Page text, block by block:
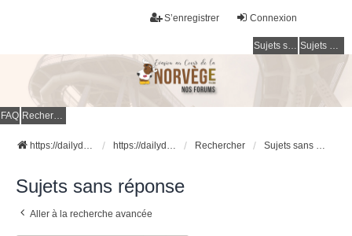
Connexion
S’enregistrer
Sujets sans réponse Sujets actifs
FAQ Rechercher
https://dailydigesthub.com https://dailydigesthub.com Rechercher Sujets sans réponse
Sujets sans réponse
Aller à la recherche avancée